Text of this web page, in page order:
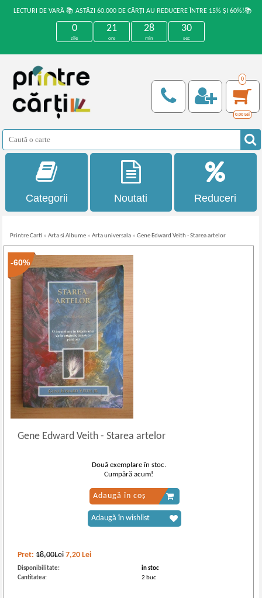
LECTURI DE VARĂ 📚 ASTĂZI 60.000 DE CĂRȚI AU REDUCERE ÎNTRE 15% ȘI 60%!📚
0
zile
21
ore
28
min
30
sec
0
0,00 Lei
Categorii Noutati Reduceri
Printre Carti »Arta si Albume »Arta universala »Gene Edward Veith - Starea artelor
-60%
Gene Edward Veith- Starea artelor
Pret:18,00Lei 7,20 Lei
Disponibilitate:
in stoc
Cantitatea:
2 buc
Două exemplare în stoc.
Cumpără acum!
Adaugă în coș
Adaugă în wishlist